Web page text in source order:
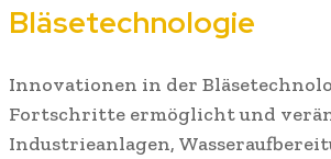
Bläsetechnologie
Innovationen in der
Fortschritte ermöglicht und
Industrieanlagen,